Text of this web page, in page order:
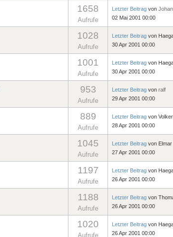
1658
Aufrufe
Letzter Beitrag von
02 Mai 2001 00:00
1028
Aufrufe
Letzter Beitrag von
30 Apr 2001 00:00
1001
Aufrufe
Letzter Beitrag von
30 Apr 2001 00:00
953
Aufrufe
Letzter Beitrag von ralf
29 Apr 2001 00:00
889
Aufrufe
Letzter Beitrag von Volker
28 Apr 2001 00:00
1045
Aufrufe
Letzter Beitrag von Elmar
27 Apr 2001 00:00
1197
Aufrufe
Letzter Beitrag von
26 Apr 2001 00:00
1188
Aufrufe
Letzter Beitrag von
26 Apr 2001 00:00
1020
Aufrufe
Letzter Beitrag von
26 Apr 2001 00:00